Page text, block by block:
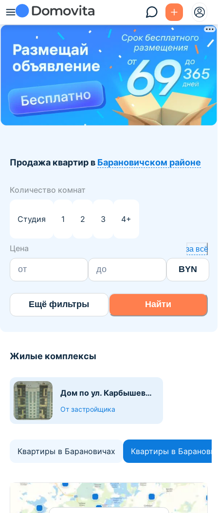
Продажа квартир в Барановичском районе
Количество комнат
Студия 1 2 3 4+
Цена за всё
BYN
Ещё фильтры Найти
Жилые комплексы
Дом по ул. Карбышева,
От застройщика
Квартиры в Барановичах Квартиры в